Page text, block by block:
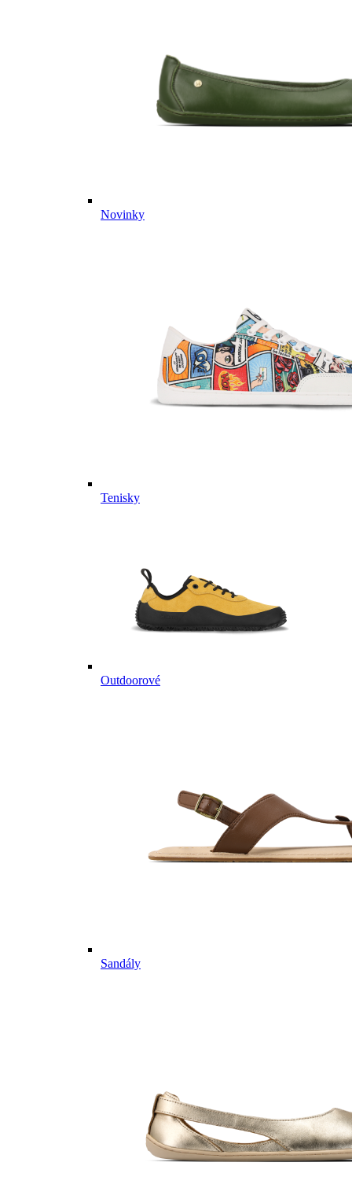
Novinky
Tenisky
Outdoorové
Sandály